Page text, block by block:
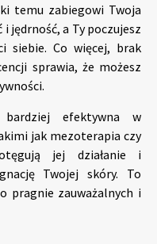
temu zabiegowi Twoja
jędrność, a Ty poczujesz
siebie. Co więcej, brak
sprawia, że możesz
bardziej efektywna w
jak mezoterapia czy
jej działanie i
Twojej skóry. To
pragnie zauważalnych i